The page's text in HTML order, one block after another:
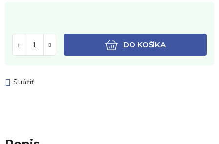
DO KOŠÍKA
Strážiť